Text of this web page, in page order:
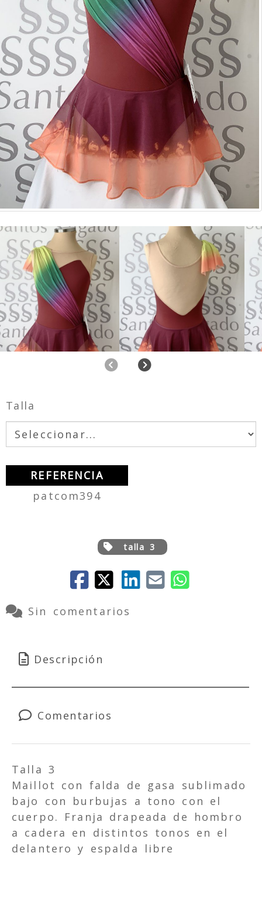
AnteriorSiguiente
Talla
REFERENCIA
patcom394
talla 3
Sin comentarios
Descripción
Comentarios
Talla 3
Maillot con falda de gasa sublimado
bajo con burbujas a tono con el
cuerpo. Franja drapeada de hombro
a cadera en distintos tonos en el
delantero y espalda libre